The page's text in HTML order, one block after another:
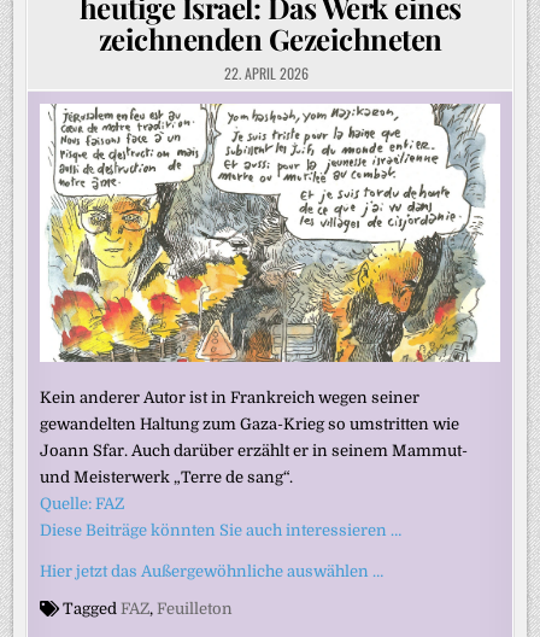
zeichnenden Gezeichneten
22. APRIL 2026
Kein anderer Autor ist in Frankreich wegen seiner
gewandelten Haltung zum Gaza-Krieg so umstritten wie
Joann Sfar. Auch darüber erzählt er in seinem Mammut-
und Meisterwerk „Terre de sang“.
Quelle: FAZ
Diese Beiträge könnten Sie auch interessieren …
Hier jetzt das Außergewöhnliche auswählen …
TaggedFAZ,Feuilleton